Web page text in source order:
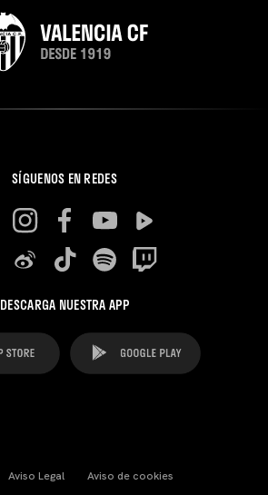
SÍGUENOS EN REDES
DESCARGA NUESTRA APP
Aviso Legal Aviso de cookies